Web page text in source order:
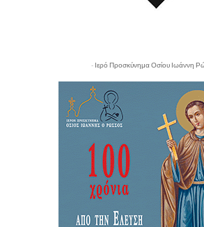
- Ιερό Προσκύνημα Οσίου Ιωάννη